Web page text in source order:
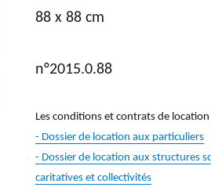
88 x 88 cm
n°2015.0.88
Les conditions et contrats de
- Dossier de location aux particuliers
- Dossier de location aux structures
caritatives et collectivités